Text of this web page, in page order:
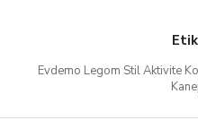
Evdemo Legom Stil Aktivite